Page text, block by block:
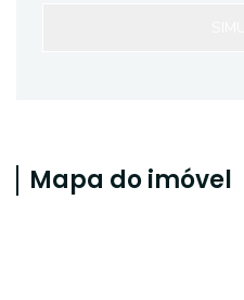
Mapa do imóvel